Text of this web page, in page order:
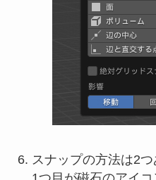
スナップの方法は2つ